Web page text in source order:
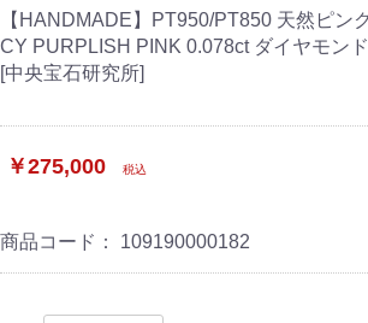
【HANDMADE】PT950/PT850 天然ピン
CY PURPLISH PINK 0.078ct ダイヤモン
[中央宝石研究所]
￥275,000 税込
商品コード： 109190000182